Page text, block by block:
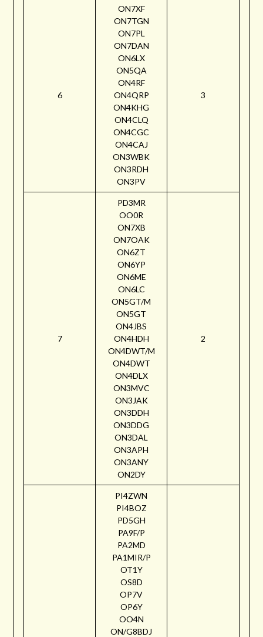
6
ON7XF
ON7TGN
ON7PL
ON7DAN
ON6LX
ON5QA
ON4RF
ON4QRP
ON4KHG
ON4CLQ
ON4CGC
ON4CAJ
ON3WBK
ON3RDH
ON3PV
3
7
PD3MR
OO0R
ON7XB
ON7OAK
ON6ZT
ON6YP
ON6ME
ON6LC
ON5GT/M
ON5GT
ON4JBS
ON4HDH
ON4DWT/M
ON4DWT
ON4DLX
ON3MVC
ON3JAK
ON3DDH
ON3DDG
ON3DAL
ON3APH
ON3ANY
ON2DY
2
PI4ZWN
PI4BOZ
PD5GH
PA9F/P
PA2MD
PA1MIR/P
OT1Y
OS8D
OP7V
OP6Y
OO4N
ON/G8BDJ